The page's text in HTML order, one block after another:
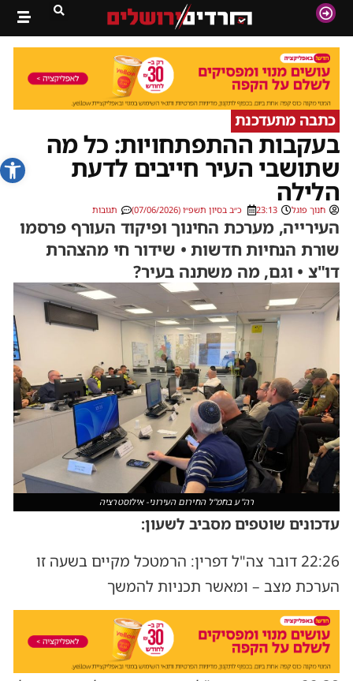
פתח
כתבה מתעדכנת
בעקבות ההתפתחויות: כל מה
שתושבי העיר חייבים לדעת
הלילה
חנוך פוגל 23:13 כ״ב בסיון תשפ״ו (07/06/2026) תגובות
העירייה, מערכת החינוך ופיקוד העורף פרסמו
שורת הנחיות חדשות • שידור חי מהצהרת
דו"צ • וגם, מה משתנה בעיר?
רה"ע בחמ"ל החירום העירוני- אילוסטרציה
עדכונים שוטפים מסביב לשעון:
22:26 דובר צה"ל דפרין: הרמטכל מקיים בשעה זו
הערכת מצב – ומאשר תכניות להמשך